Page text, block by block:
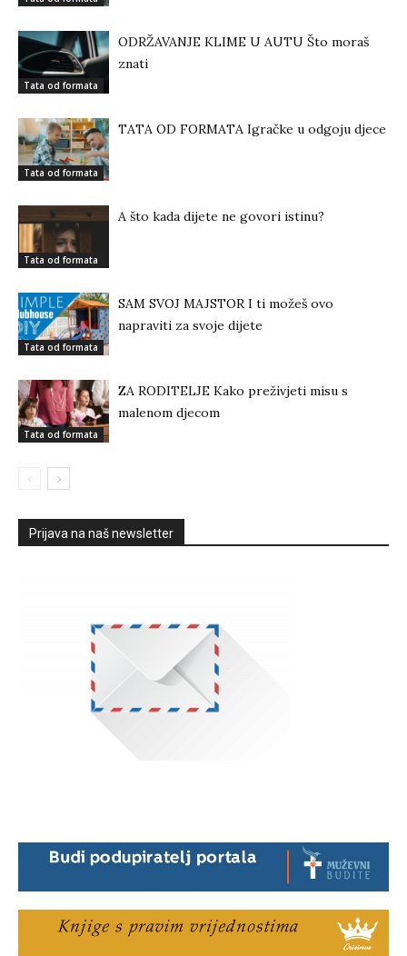
Tata od formata
ODRŽAVANJE KLIME U AUTU Što moraš
znati
Tata od formata
TATA OD FORMATA Igračke u odgoju djece
Tata od formata
A što kada dijete ne govori istinu?
Tata od formata
SAM SVOJ MAJSTOR I ti možeš ovo
napraviti za svoje dijete
Tata od formata
ZA RODITELJE Kako preživjeti misu s
malenom djecom
Prijava na naš newsletter